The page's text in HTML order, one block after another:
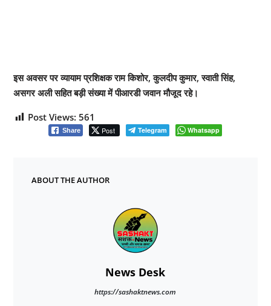
इस अवसर पर व्यायाम प्रशिक्षक राम किशोर, कुलदीप कुमार, स्वाती सिंह,
असगर अली सहित बड़ी संख्या में पीआरडी जवान मौजूद रहे।
Post Views: 561
Share Post Telegram Whatsapp
ABOUT THE AUTHOR
News Desk
https://sashaktnews.com